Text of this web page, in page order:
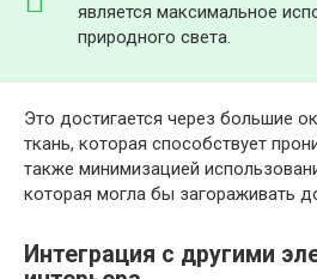
является максимальное
природного света.
Это достигается через большие
ткань, которая способствует
также минимизацией
которая могла бы загораживать
Интеграция с другими